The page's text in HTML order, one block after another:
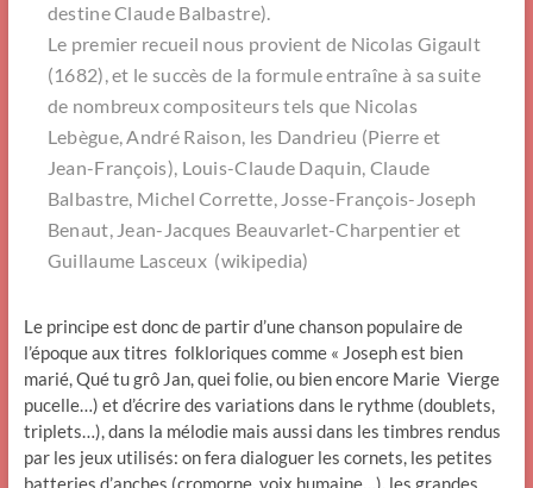
destine Claude Balbastre).
Le premier recueil nous provient de Nicolas Gigault
(1682), et le succès de la formule entraîne à sa suite
de nombreux compositeurs tels que Nicolas
Lebègue, André Raison, les Dandrieu (Pierre et
Jean-François), Louis-Claude Daquin, Claude
Balbastre, Michel Corrette, Josse-François-Joseph
Benaut, Jean-Jacques Beauvarlet-Charpentier et
Guillaume Lasceux (wikipedia)
Le principe est donc de partir d’une chanson populaire de
l’époque aux titres folkloriques comme « Joseph est bien
marié, Qué tu grô Jan, quei folie, ou bien encore Marie Vierge
pucelle…) et d’écrire des variations dans le rythme (doublets,
triplets…), dans la mélodie mais aussi dans les timbres rendus
par les jeux utilisés: on fera dialoguer les cornets, les petites
batteries d’anches (cromorne, voix humaine…), les grandes